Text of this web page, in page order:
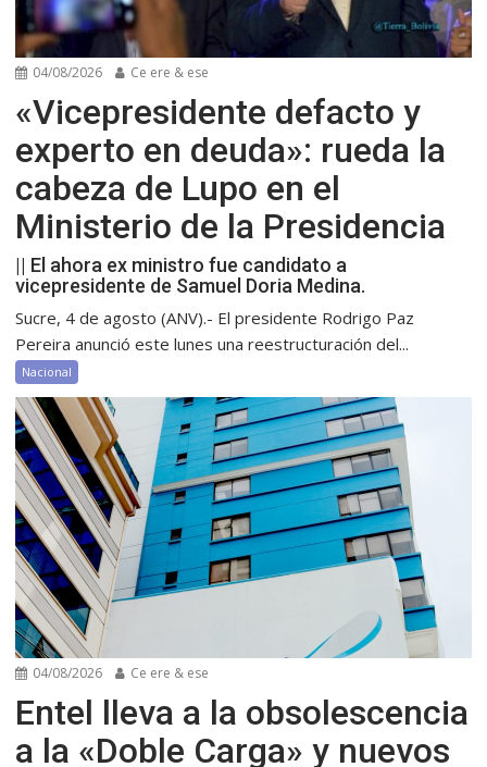
04/08/2026 Ce ere & ese
«Vicepresidente defacto y
experto en deuda»: rueda la
cabeza de Lupo en el
Ministerio de la Presidencia
|| El ahora ex ministro fue candidato a
vicepresidente de Samuel Doria Medina.
Sucre, 4 de agosto (ANV).- El presidente Rodrigo Paz
Pereira anunció este lunes una reestructuración del...
Nacional
04/08/2026 Ce ere & ese
Entel lleva a la obsolescencia
a la «Doble Carga» y nuevos